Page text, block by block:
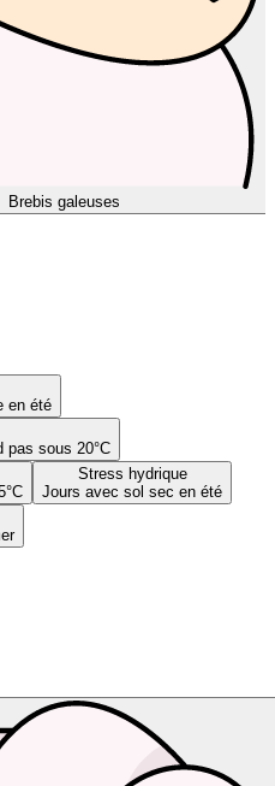
Brebis galeuses
en été
pas sous 20°C
Stress hydrique
Jours avec sol sec en été